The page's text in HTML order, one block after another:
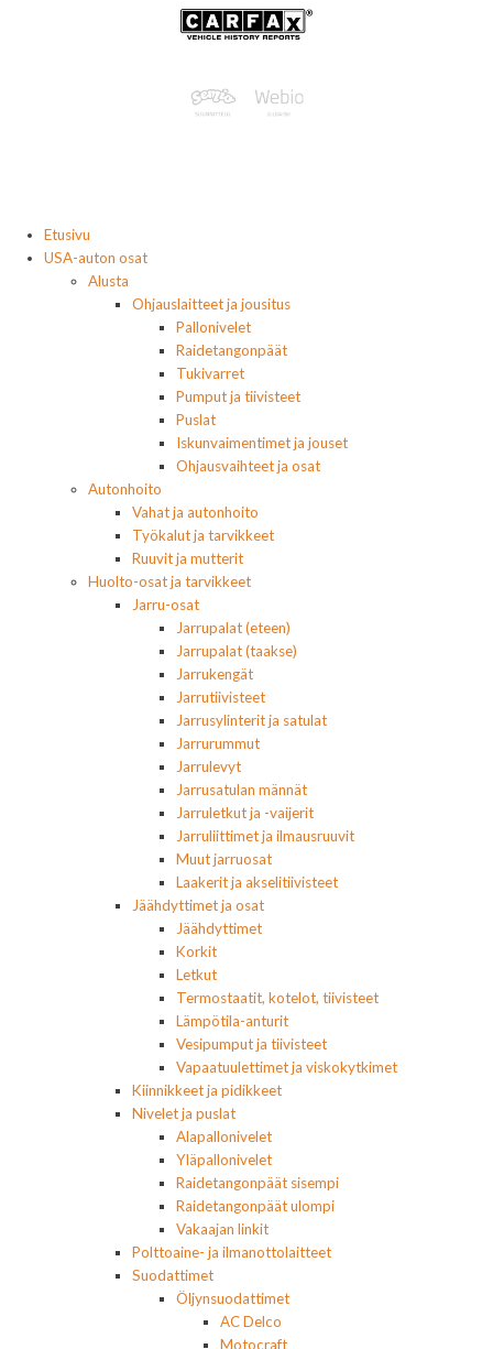
Etusivu
USA-auton osat
Alusta
Ohjauslaitteet ja jousitus
Pallonivelet
Raidetangonpäät
Tukivarret
Pumput ja tiivisteet
Puslat
Iskunvaimentimet ja jouset
Ohjausvaihteet ja osat
Autonhoito
Vahat ja autonhoito
Työkalut ja tarvikkeet
Ruuvit ja mutterit
Huolto-osat ja tarvikkeet
Jarru-osat
Jarrupalat (eteen)
Jarrupalat (taakse)
Jarrukengät
Jarrutiivisteet
Jarrusylinterit ja satulat
Jarrurummut
Jarrulevyt
Jarrusatulan männät
Jarruletkut ja -vaijerit
Jarruliittimet ja ilmausruuvit
Muut jarruosat
Laakerit ja akselitiivisteet
Jäähdyttimet ja osat
Jäähdyttimet
Korkit
Letkut
Termostaatit, kotelot, tiivisteet
Lämpötila-anturit
Vesipumput ja tiivisteet
Vapaatuulettimet ja viskokytkimet
Kiinnikkeet ja pidikkeet
Nivelet ja puslat
Alapallonivelet
Yläpallonivelet
Raidetangonpäät sisempi
Raidetangonpäät ulompi
Vakaajan linkit
Polttoaine- ja ilmanottolaitteet
Suodattimet
Öljynsuodattimet
AC Delco
Motocraft